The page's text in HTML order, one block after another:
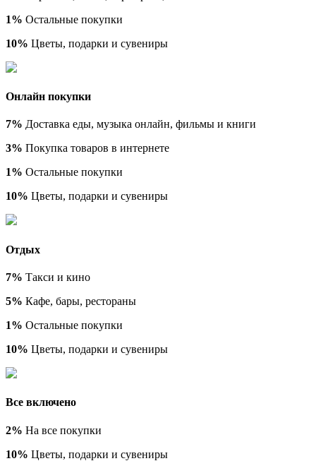
1% Остальные покупки
10% Цветы, подарки и сувениры
Онлайн покупки
7% Доставка еды, музыка онлайн, фильмы и книги
3% Покупка товаров в интернете
1% Остальные покупки
10% Цветы, подарки и сувениры
Отдых
7% Такси и кино
5% Кафе, бары, рестораны
1% Остальные покупки
10% Цветы, подарки и сувениры
Все включено
2% На все покупки
10% Цветы, подарки и сувениры